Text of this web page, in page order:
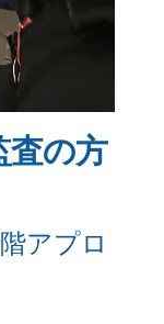
査の方
アプロ